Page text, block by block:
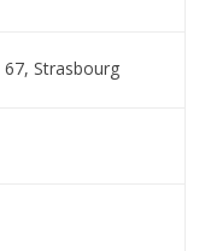
Strasbourg